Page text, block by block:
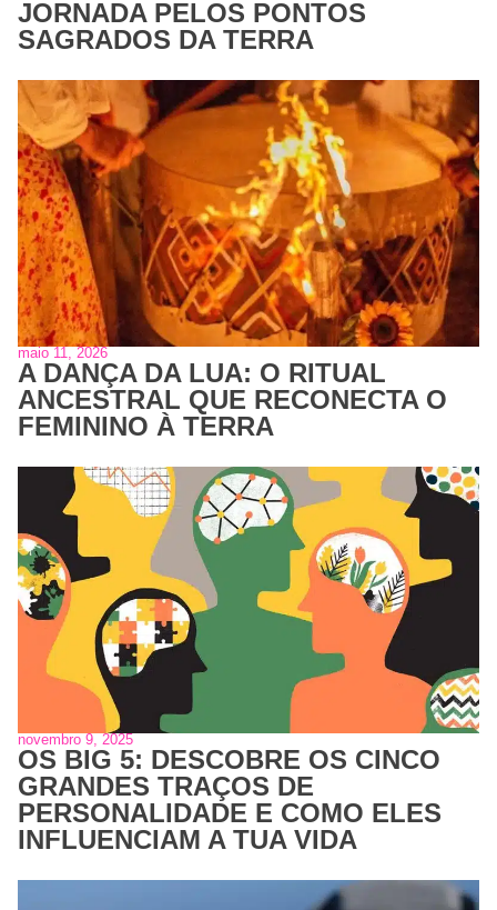
JORNADA PELOS PONTOS
SAGRADOS DA TERRA
maio 11, 2026
A DANÇA DA LUA: O RITUAL
ANCESTRAL QUE RECONECTA O
FEMININO À TERRA
novembro 9, 2025
OS BIG 5: DESCOBRE OS CINCO
GRANDES TRAÇOS DE
PERSONALIDADE E COMO ELES
INFLUENCIAM A TUA VIDA